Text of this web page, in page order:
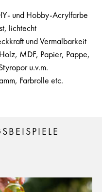
und Hobby-Acrylfarbe
lichtecht
und Vermalbarkeit
MDF, Papier, Pappe,
u.v.m.
Farbrolle etc.